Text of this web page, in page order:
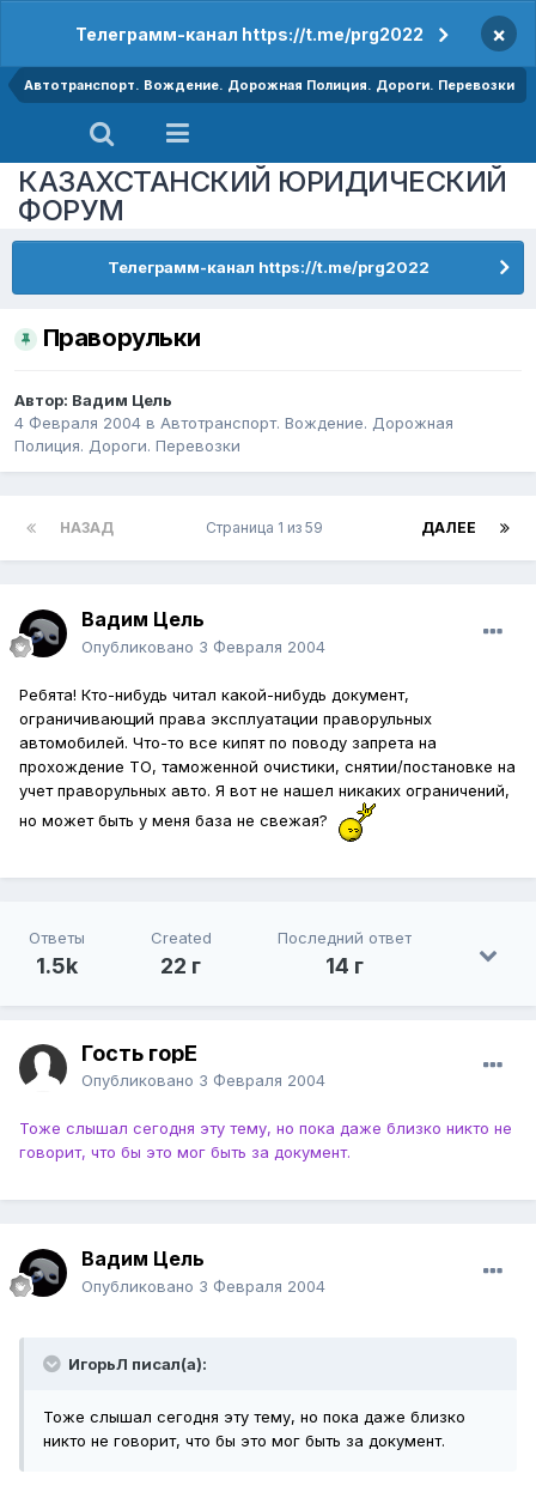
Телеграмм-канал https://t.me/prg2022 ×
Автотранспорт. Вождение. Дорожная Полиция. Дороги. Перевозки
КАЗАХСТАНСКИЙ ЮРИДИЧЕСКИЙ
ФОРУМ
Телеграмм-канал https://t.me/prg2022
Праворульки
Автор: Вадим Цель
4 Февраля 2004 в Автотранспорт. Вождение. Дорожная
Полиция. Дороги. Перевозки
НАЗАД ДАЛЕЕ
Страница 1 из 59
Вадим Цель
Опубликовано 3 Февраля 2004
Ребята! Кто-нибудь читал какой-нибудь документ,
ограничивающий права эксплуатации праворульных
автомобилей. Что-то все кипят по поводу запрета на
прохождение ТО, таможенной очистики, снятии/постановке на
учет праворульных авто. Я вот не нашел никаких ограничений,
но может быть у меня база не свежая?
Ответы
1.5k
Created
22 г
Последний ответ
14 г
Гость горЕ
Опубликовано 3 Февраля 2004
Тоже слышал сегодня эту тему, но пока даже близко никто не
говорит, что бы это мог быть за документ.
Вадим Цель
Опубликовано 3 Февраля 2004
ИгорьЛ писал(а):
Тоже слышал сегодня эту тему, но пока даже близко
никто не говорит, что бы это мог быть за документ.